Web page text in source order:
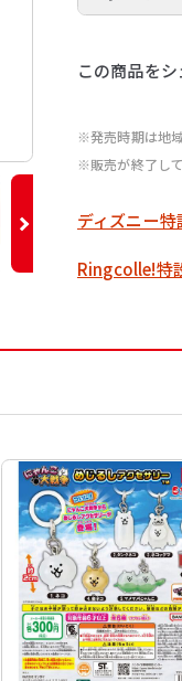
この商品をシ
※発売時期は地
※販売が終了し
ディズニー
Ringcolle!特